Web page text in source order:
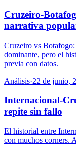
Cruzeiro-
narrativa
Cruzeiro vs
dominante, pero el
previa con datos.
Análisis·22 de junio,
Internacional-
repite sin fallo
El historial entre
con muchos corners.